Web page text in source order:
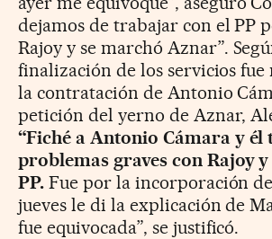
dejamos de trabajar con el PP
Rajoy y se marchó Aznar”.
finalización de los servicios
la contratación de Antonio
petición del yerno de Aznar,
“Fiché a Antonio Cámara y él
problemas graves con Rajoy
PP.Fue por la incorporación
jueves le di la explicación de
fue equivocada”, se justificó.